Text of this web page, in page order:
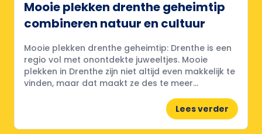
Mooie plekken drenthe geheimtip
combineren natuur en cultuur
Mooie plekken drenthe geheimtip: Drenthe is een
regio vol met onontdekte juweeltjes. Mooie
plekken in Drenthe zijn niet altijd even makkelijk te
vinden, maar dat maakt ze des te meer...
Lees verder